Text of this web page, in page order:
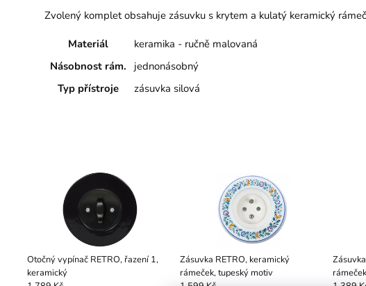
Zvolený komplet obsahuje zásuvku s krytem a kulatý keramický
Materiál
keramika - ručně malovaná
Násobnost rám.
jednonásobný
Typ přístroje
zásuvka silová
Otočný vypínač RETRO, řazení 1,
keramický
Zásuvka RETRO, keramický
rámeček, tupeský motiv
rámeček